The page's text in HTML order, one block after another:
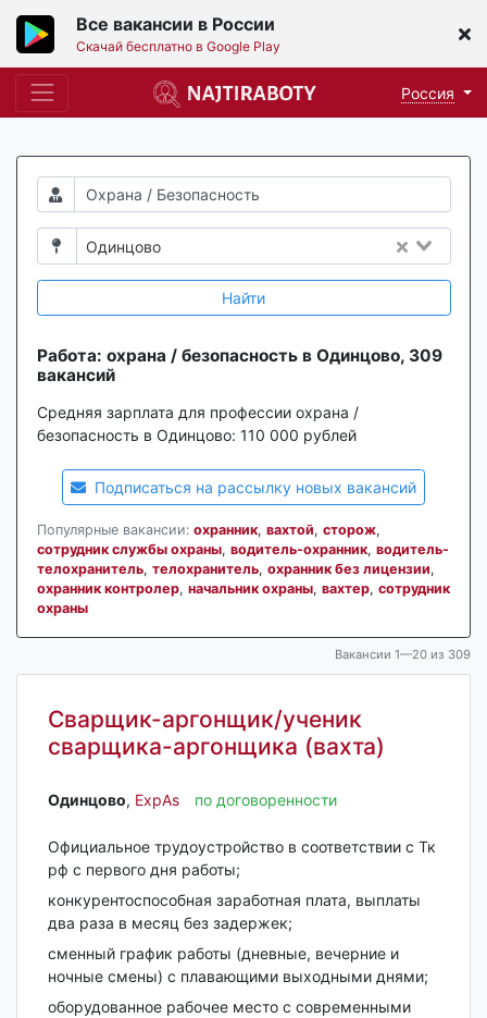
Все вакансии в России
Скачай бесплатно в Google Play
Россия
Одинцово
Найти
Работа: охрана / безопасность в Одинцово, 309
вакансий
Средняя зарплата для профессии охрана /
безопасность в Одинцово: 110 000 рублей
Подписаться на рассылку новых вакансий
Популярные вакансии: охранник, вахтой, сторож,
сотрудник службы охраны, водитель-охранник, водитель-
телохранитель, телохранитель, охранник без лицензии,
охранник контролер, начальник охраны, вахтер, сотрудник
охраны
Вакансии 1—20 из 309
Сварщик-аргонщик/ученик
сварщика-аргонщика (вахта)
Одинцово‎, ExpAs по договоренности
Официальное трудоустройство в соответствии с Тк
рф с первого дня работы;
конкурентоспособная заработная плата, выплаты
два раза в месяц без задержек;
сменный график работы (дневные, вечерние и
ночные смены) с плавающими выходными днями;
оборудованное рабочее место с современными